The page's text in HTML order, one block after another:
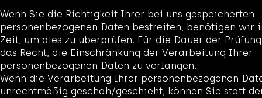
Wenn Sie die Richtigkeit Ihrer bei uns gespeicherten
personenbezogenen Daten bestreiten, benötigen wir
Zeit, um dies zu überprüfen. Für die Dauer der
das Recht, die Einschränkung der Verarbeitung Ihrer
personenbezogenen Daten zu verlangen.
Wenn die Verarbeitung Ihrer personenbezogenen
unrechtmäßig geschah/geschieht, können Sie statt